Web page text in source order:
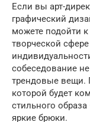
Если вы арт-
графический
можете подойти
творческой
собеседование
трендовые вещи.
которой будет
стильного
яркие брюки.